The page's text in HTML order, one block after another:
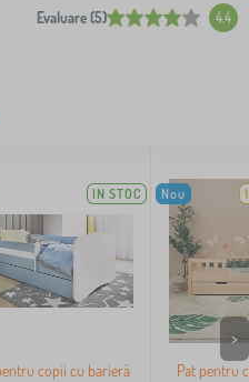
Evaluare (5) 4.4
IN STOC
copii cu barieră
Nou
Pat pentru
>